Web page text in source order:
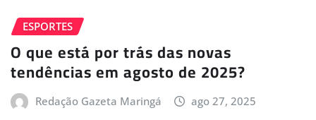
ESPORTES
O que está por trás das novas
tendências em agosto de 2025?
Redação Gazeta Maringá ago 27, 2025